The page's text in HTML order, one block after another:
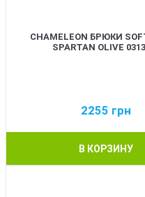
CHAMELEON БРЮКИ
SPARTAN OLIVE
2255 грн
В КОРЗИНУ